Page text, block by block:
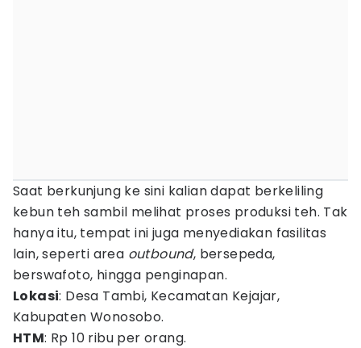
Saat berkunjung ke sini kalian dapat berkeliling
kebun teh sambil melihat proses produksi teh. Tak
hanya itu, tempat ini juga menyediakan fasilitas
lain, seperti area outbound, bersepeda,
berswafoto, hingga penginapan.
Lokasi: Desa Tambi, Kecamatan Kejajar,
Kabupaten Wonosobo.
HTM: Rp 10 ribu per orang.